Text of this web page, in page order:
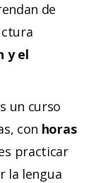
de
y el
un curso
con horas
practicar
la lengua